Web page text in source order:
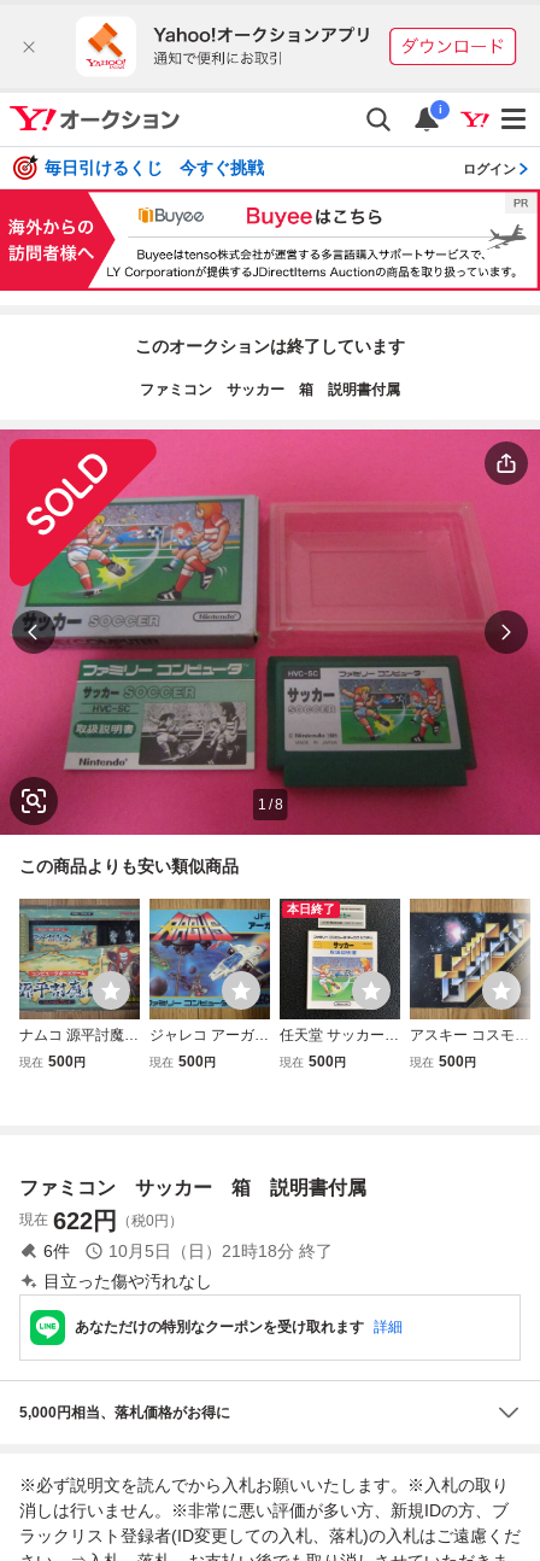
i
毎日引けるくじ 今すぐ挑戦 ログイン
このオークションは終了しています
ファミコン サッカー 箱 説明書付属
1 /8
この商品よりも安い類似商品
ナムコ 源平討魔伝
ファミコンソフト
現在 500円
ジャレコ アーガス
ファミコンソフト
現在 500円
本日終了
任天堂 サッカー
ファミコン ディス
FCD シール付
現在 500円
アスキー コスモジ
ェネシス ファミコ
現在 500円
ファミコン サッカー 箱 説明書付属
現在 622円 （税0円）
6件 10月5日（日）21時18分 終了
目立った傷や汚れなし
あなただけの特別なクーポンを受け取れます 詳細
5,000円相当、落札価格がお得に
※必ず説明文を読んでから入札お願いいたします。※入札の取り
消しは行いません。※非常に悪い評価が多い方、新規IDの方、ブ
ラックリスト登録者(ID変更しての入札、落札)の入札はご遠慮くだ